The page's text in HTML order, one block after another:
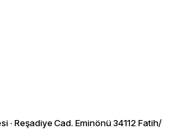
· Reşadiye Cad. Eminönü 34112 Fatih/